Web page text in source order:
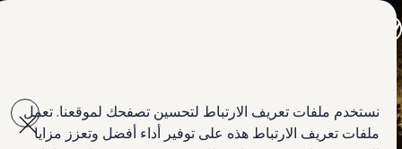
نستخدم ملفات تعريف الارتباط لتحسين تصفحك لموقعنا. تعمل
ملفات تعريف الارتباط هذه على توفير أداء أفضل وتعزز مزايا
main
content
footer
الكويت
لبنان
سلطنة عمان
مقصورة القيادة الرقمية (Digital Cockpit Pro)